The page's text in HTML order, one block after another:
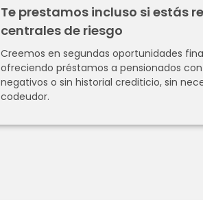
Te prestamos incluso si estás
centrales de riesgo
Creemos en segundas oportunidades
ofreciendo préstamos a pensionados
negativos o sin historial crediticio, sin
codeudor.